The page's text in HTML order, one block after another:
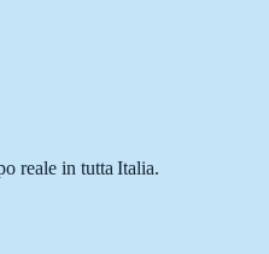
reale in tutta Italia.